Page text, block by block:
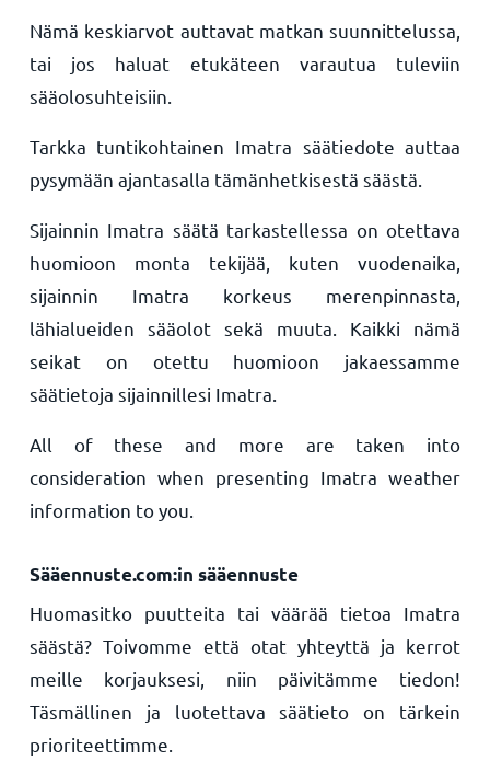
Nämä keskiarvot auttavat matkan suunnittelussa,
tai jos haluat etukäteen varautua tuleviin
sääolosuhteisiin.
Tarkka tuntikohtainen Imatra säätiedote auttaa
pysymään ajantasalla tämänhetkisestä säästä.
Sijainnin Imatra säätä tarkastellessa on otettava
huomioon monta tekijää, kuten vuodenaika,
sijainnin Imatra korkeus merenpinnasta,
lähialueiden sääolot sekä muuta. Kaikki nämä
seikat on otettu huomioon jakaessamme
säätietoja sijainnillesi Imatra.
All of these and more are taken into
consideration when presenting Imatra weather
information to you.
Sääennuste.com:in sääennuste
Huomasitko puutteita tai väärää tietoa Imatra
säästä? Toivomme että otat yhteyttä ja kerrot
meille korjauksesi, niin päivitämme tiedon!
Täsmällinen ja luotettava säätieto on tärkein
prioriteettimme.